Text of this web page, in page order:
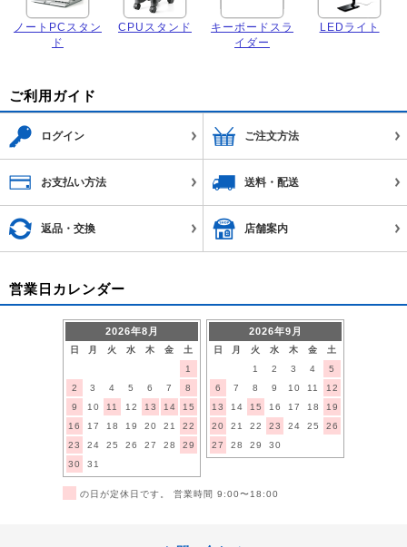
ノートPCスタン
ド
CPUスタンド
キーボードスラ
イダー
LEDライト
ご利用ガイド
ログイン ご注文方法
お支払い方法 送料・配送
返品・交換 店舗案内
営業日カレンダー
2026年8月
日 月 火 水 木 金
土
1
2
3 4 5 6 7
8
9
10 11 12 13 14
15
16
17 18 19 20 21
22
23
24 25 26 27 28
29
30
31
2026年9月
日 月 火 水 木 金
土
1
2 3 4
5
6
7 8 9 10 11
12
13
14 15 16 17 18
19
20
21 22 23 24 25
26
27
28 29 30
の日が定休日です。 営業時間 9:00〜18:00